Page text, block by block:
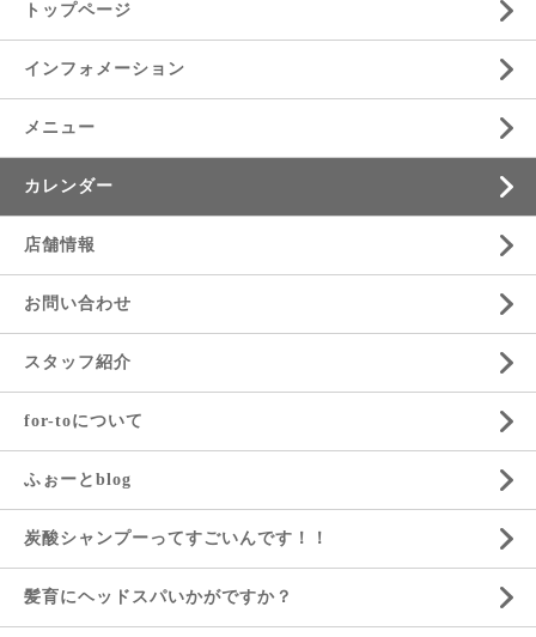
トップページ
インフォメーション
メニュー
カレンダー
店舗情報
お問い合わせ
スタッフ紹介
for-toについて
ふぉーとblog
炭酸シャンプーってすごいんです！！
髪育にヘッドスパいかがですか？